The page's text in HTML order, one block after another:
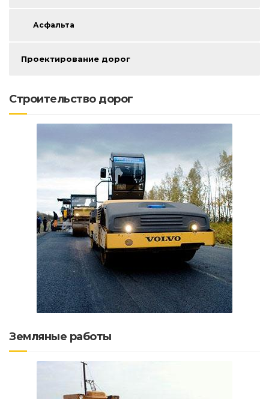
Асфальта
Проектирование дорог
Строительство дорог
Земляные работы